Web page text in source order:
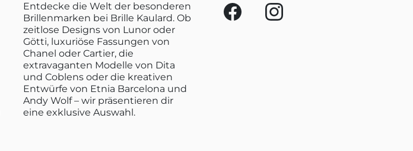
Entdecke die Welt der besonderen
Brillenmarken bei Brille Kaulard. Ob
zeitlose Designs von Lunor oder
Götti, luxuriöse Fassungen von
Chanel oder Cartier, die
extravaganten Modelle von Dita
und Coblens oder die kreativen
Entwürfe von Etnia Barcelona und
Andy Wolf – wir präsentieren dir
eine exklusive Auswahl.